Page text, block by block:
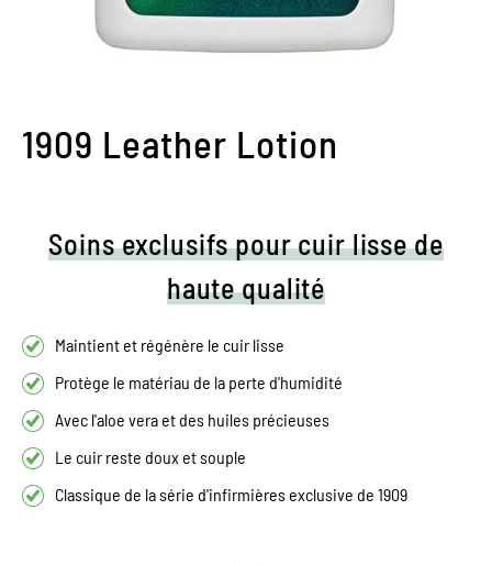
1909 Leather Lotion
Soins exclusifs pour cuir lisse de
haute qualité
Maintient et régénère le cuir lisse
Protège le matériau de la perte d'humidité
Avec l'aloe vera et des huiles précieuses
Le cuir reste doux et souple
Classique de la série d'infirmières exclusive de 1909